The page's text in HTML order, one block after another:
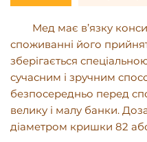
Мед має в’язку
споживанні його
зберігається
сучасним і зручним
безпосередньо перед
велику і малу банки.
діаметром кришки 82